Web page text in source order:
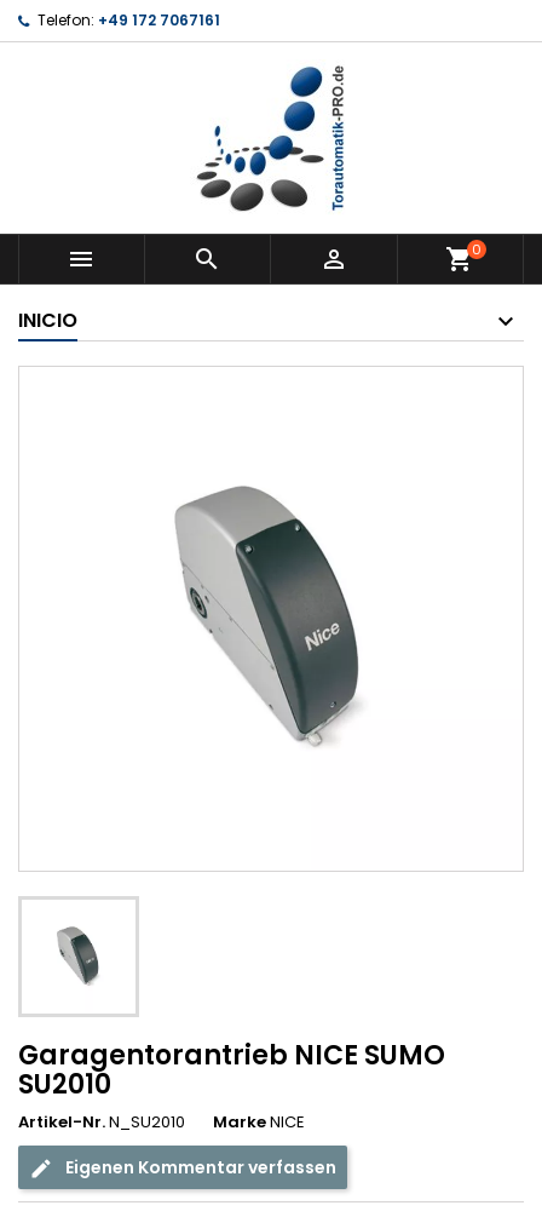
Telefon: +49 172 7067161
   shopping_cart0
INICIO
Garagentorantrieb NICE SUMO
SU2010
Artikel-Nr.N_SU2010 MarkeNICE
Eigenen Kommentar verfassen